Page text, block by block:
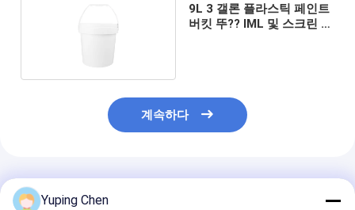
9L 3 갤론 플라스틱 페인트
버킷 뚜?? IML 및 스크린 인
계속하다
추천된 제품
Yuping Chen